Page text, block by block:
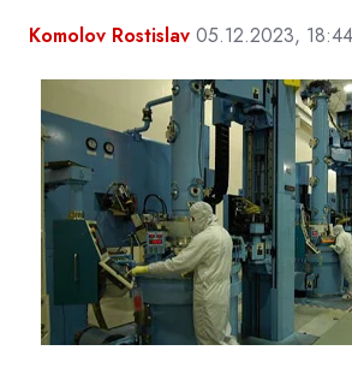
Komolov Rostislav 05.12.2023, 18:44